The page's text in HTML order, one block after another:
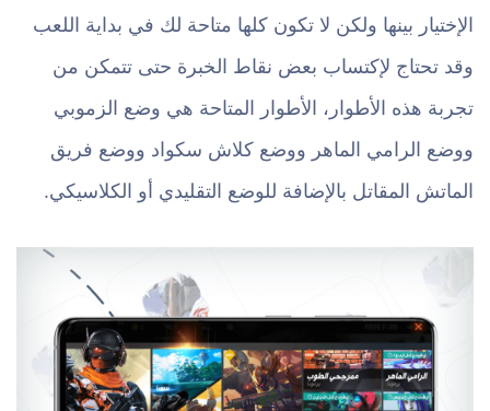
الإختيار بينها ولكن لا تكون كلها متاحة لك في بداية اللعب
وقد تحتاج لإكتساب بعض نقاط الخبرة حتى تتمكن من
تجربة هذه الأطوار، الأطوار المتاحة هي وضع الزموبي
ووضع الرامي الماهر ووضع كلاش سكواد ووضع فريق
الماتش المقاتل بالإضافة للوضع التقليدي أو الكلاسيكي.